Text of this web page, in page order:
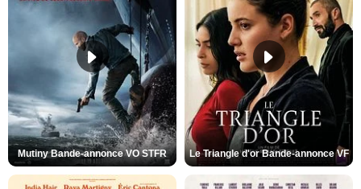
Mutiny Bande-annonce VO STFR Le Triangle d'or Bande-annonce VF